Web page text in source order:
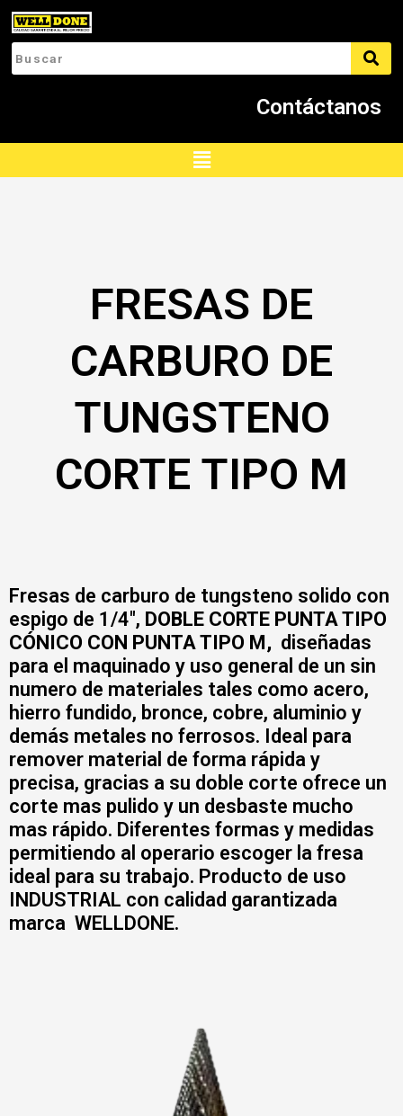
contenido
Contáctanos
Menú
FRESAS DE
CARBURO DE
TUNGSTENO
CORTE TIPO M
Fresas de carburo de tungsteno solido con
espigo de 1/4″, DOBLE CORTE PUNTA TIPO
CÓNICO CON PUNTA TIPO M, diseñadas
para el maquinado y uso general de un sin
numero de materiales tales como acero,
hierro fundido, bronce, cobre, aluminio y
demás metales no ferrosos. Ideal para
remover material de forma rápida y
precisa, gracias a su doble corte ofrece un
corte mas pulido y un desbaste mucho
mas rápido. Diferentes formas y medidas
permitiendo al operario escoger la fresa
ideal para su trabajo. Producto de uso
INDUSTRIAL con calidad garantizada
marca WELLDONE.